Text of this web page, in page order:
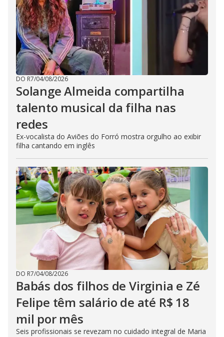
DO R7/04/08/2026
Solange Almeida compartilha
talento musical da filha nas
redes
Ex-vocalista do Aviões do Forró mostra orgulho ao exibir
filha cantando em inglês
DO R7/04/08/2026
Babás dos filhos de Virginia e Zé
Felipe têm salário de até R$ 18
mil por mês
Seis profissionais se revezam no cuidado integral de Maria